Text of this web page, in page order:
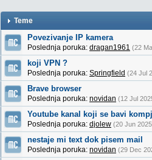
Teme
Povezivanje IP kamera
Poslednja poruka: dragan1961 (22
koji VPN ?
Poslednja poruka: Springfield (24 Jul
Brave browser
Poslednja poruka: novidan (12 Jul
Youtube kanal koji se bavi
Poslednja poruka: djolew (20 Jun
nestaje mi text dok pisem mail
Poslednja poruka: novidan (29 Dec